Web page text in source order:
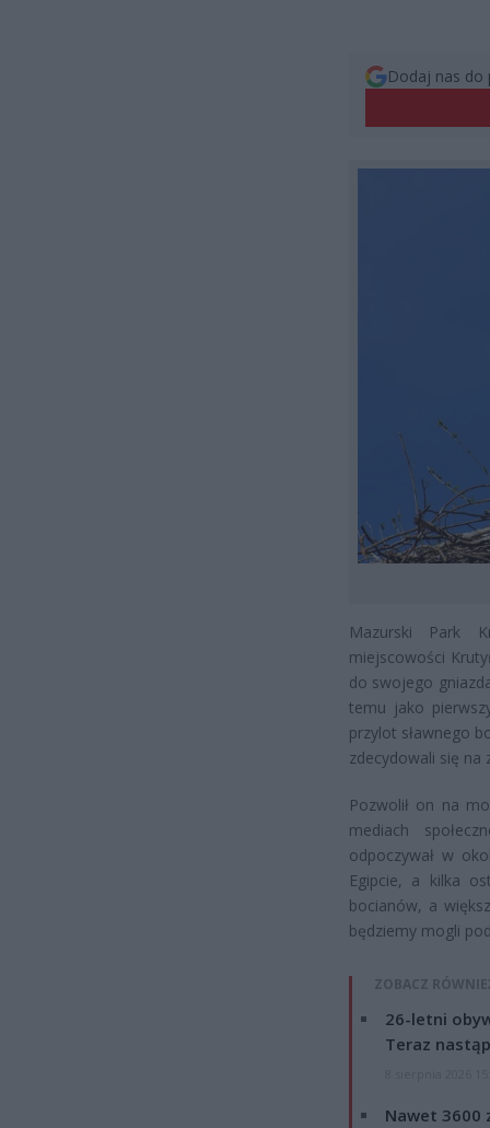
Dodaj nas do
Mazurski Park
miejscowości
do swojego
temu jako
przylot sławnego
zdecydowali się na
Pozwolił on na
mediach
odpoczywał w
Egipcie, a kilka
bocianów, a
będziemy mogli
ZOBACZ
26-letni
Teraz
Nawet 3600